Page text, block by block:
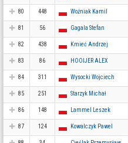
80 448 Woźniak Kamil
81 56 Gagala Stefan
82 438 Kmieć Andrzej
83 86 HOOIJER ALEX
84 311 Wysocki Wojciech
85 251 Starzyk Michał
86 148 Lammel Leszek
87 124 Kowalczyk Pawel